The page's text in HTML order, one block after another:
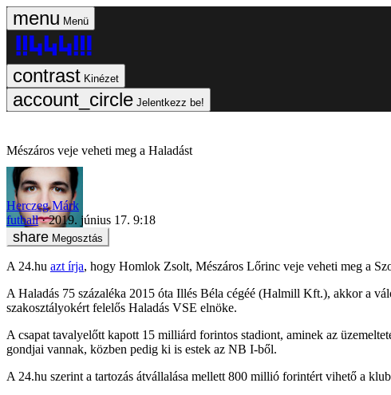
Menü
Kinézet
Jelentkezz be!
Mészáros veje veheti meg a Haladást
Herczeg Márk
futball
2019. június 17. 9:18
Megosztás
A 24.hu azt írja, hogy Homlok Zsolt, Mészáros Lőrinc veje veheti meg a
A Haladás 75 százaléka 2015 óta Illés Béla cégéé (Halmill Kft.), akkor a
szakosztályokért felelős Haladás VSE elnöke.
A csapat tavalyelőtt kapott 15 milliárd forintos stadiont, aminek az
gondjai vannak, közben pedig ki is estek az NB I-ből.
A 24.hu szerint a tartozás átvállalása mellett 800 millió forintért vihető a